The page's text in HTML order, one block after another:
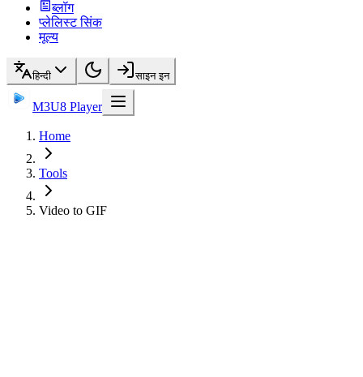
ब्लॉग
प्लेलिस्ट सिंक
मूल्य
हिन्दी साइन इन
M3U8 Player
Home
Tools
Video to GIF